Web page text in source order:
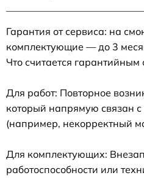
Гарантия от сервиса: на
комплектующие — до 3
Что считается гарантийным
Для работ: Повторное
который напрямую связан
(например, некорректный
Для комплектующих:
работоспособности или